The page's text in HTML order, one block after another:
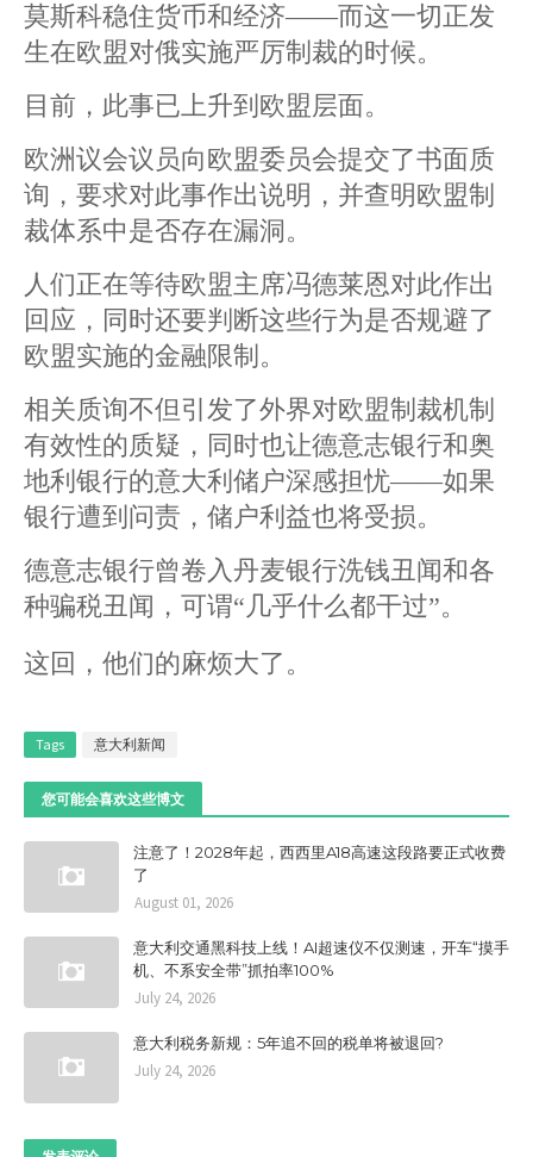
莫斯科稳住货币和经济——而这一切正发
生在欧盟对俄实施严厉制裁的时候。
目前，此事已上升到欧盟层面。
欧洲议会议员向欧盟委员会提交了书面质
询，要求对此事作出说明，并查明欧盟制
裁体系中是否存在漏洞。
人们正在等待欧盟主席冯德莱恩对此作出
回应，同时还要判断这些行为是否规避了
欧盟实施的金融限制。
相关质询不但引发了外界对欧盟制裁机制
有效性的质疑，同时也让德意志银行和奥
地利银行的意大利储户深感担忧——如果
银行遭到问责，储户利益也将受损。
德意志银行曾卷入丹麦银行洗钱丑闻和各
种骗税丑闻，可谓“几乎什么都干过”。
这回，他们的麻烦大了。
Tags 意大利新闻
您可能会喜欢这些博文
注意了！2028年起，西西里A18高速这段路要正式收费
了
August 01, 2026
意大利交通黑科技上线！AI超速仪不仅测速，开车“摸手
机、不系安全带”抓拍率100%
July 24, 2026
意大利税务新规：5年追不回的税单将被退回?
July 24, 2026